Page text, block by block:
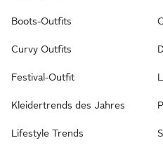
Boots-Outfits
Curvy Outfits
Festival-Outfit
Kleidertrends des Jahres
Lifestyle Trends